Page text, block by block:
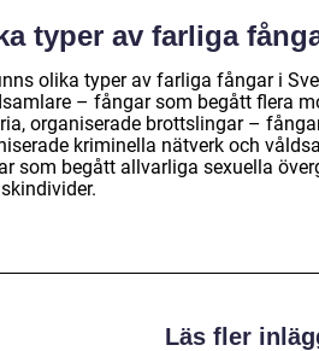
typer av farliga
olika typer av farliga fångar i
– fångar som begått flera
organiserade brottslingar –
kriminella nätverk och
som begått allvarliga sexuella
Läs fler